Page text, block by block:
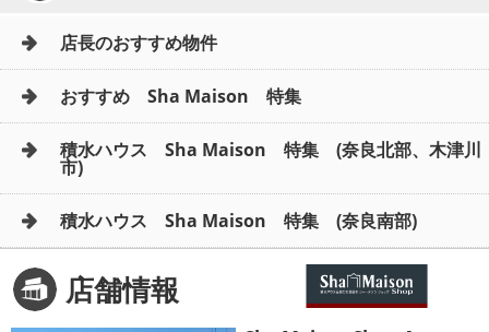
店長のおすすめ物件
おすすめ Sha Maison 特集
積水ハウス Sha Maison 特集 (奈良北部、木津川
市)
積水ハウス Sha Maison 特集 (奈良南部)
店舗情報